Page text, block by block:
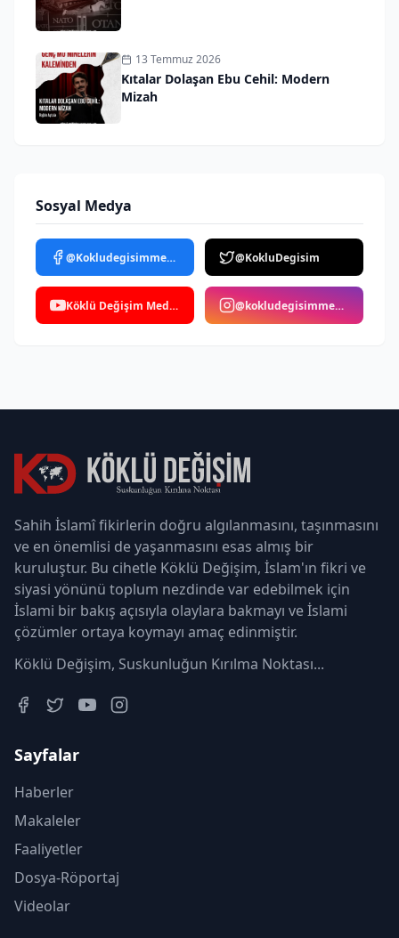
13 Temmuz 2026
Kıtalar Dolaşan Ebu Cehil: Modern
Mizah
Sosyal Medya
@Kokludegisimmedya @KokluDegisim
Köklü Değişim Medya @kokludegisimmedya
Sahih İslamî fikirlerin doğru algılanmasını, taşınmasını
ve en önemlisi de yaşanmasını esas almış bir
kuruluştur. Bu cihetle Köklü Değişim, İslam'ın fikri ve
siyasi yönünü toplum nezdinde var edebilmek için
İslami bir bakış açısıyla olaylara bakmayı ve İslami
çözümler ortaya koymayı amaç edinmiştir.
Köklü Değişim, Suskunluğun Kırılma Noktası...
Sayfalar
Haberler
Makaleler
Faaliyetler
Dosya-Röportaj
Videolar